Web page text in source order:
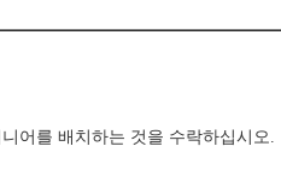
어를 배치하는 것을 수락하십시오.